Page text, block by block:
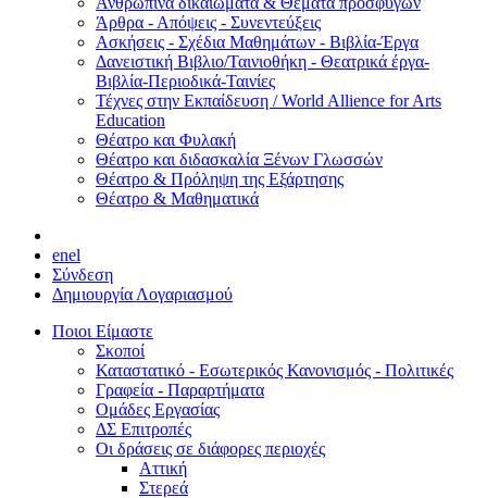
Άρθρα - Απόψεις - Συνεντεύξεις
Ασκήσεις - Σχέδια Μαθημάτων - Βιβλία-Έργα
Δανειστική Βιβλιο/Ταινιοθήκη - Θεατρικά έργα-
Βιβλία-Περιοδικά-Ταινίες
Τέχνες στην Εκπαίδευση / World Allience for Arts
Education
Θέατρο και Φυλακή
Θέατρο και διδασκαλία Ξένων Γλωσσών
Θέατρο & Πρόληψη της Εξάρτησης
Θέατρο & Μαθηματικά
enel
Σύνδεση
Δημιουργία Λογαριασμού
Ποιοι Είμαστε
Σκοποί
Καταστατικό - Εσωτερικός Κανονισμός - Πολιτικές
Γραφεία - Παραρτήματα
Ομάδες Εργασίας
ΔΣ Επιτροπές
Οι δράσεις σε διάφορες περιοχές
Αττική
Στερεά